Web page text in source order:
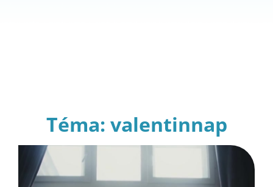
Téma: valentinnap